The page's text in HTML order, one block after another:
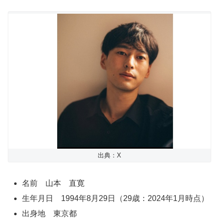
出典：X
名前 山本 直寛
生年月日 1994年8月29日（29歳：2024年1月時点）
出身地 東京都